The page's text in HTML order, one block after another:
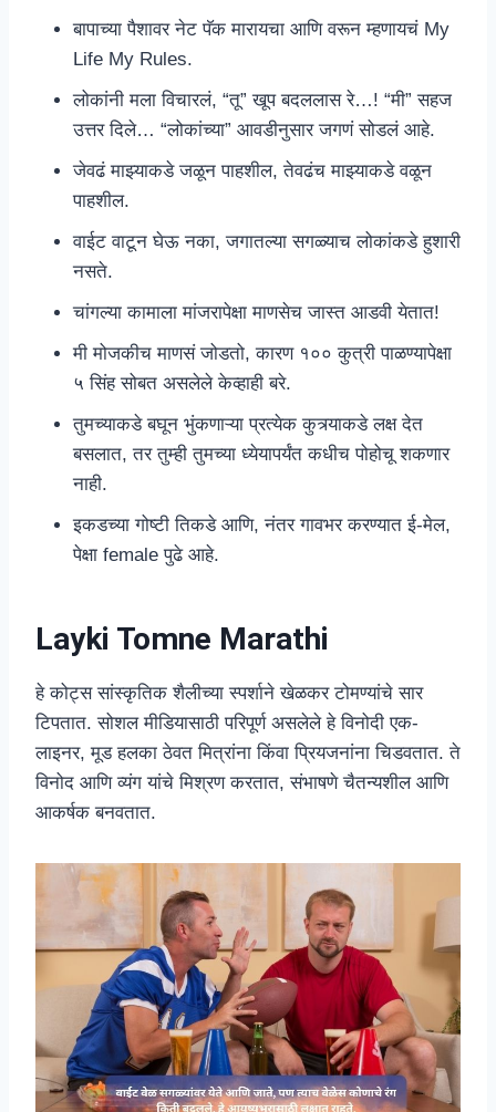
बापाच्या पैशावर नेट पॅक मारायचा आणि वरून म्हणायचं My
Life My Rules.
लोकांनी मला विचारलं, “तू” खूप बदललास रे…! “मी” सहज
उत्तर दिले… “लोकांच्या” आवडीनुसार जगणं सोडलं आहे.
जेवढं माझ्याकडे जळून पाहशील, तेवढंच माझ्याकडे वळून
पाहशील.
वाईट वाटून घेऊ नका, जगातल्या सगळ्याच लोकांकडे हुशारी
नसते.
चांगल्या कामाला मांजरापेक्षा माणसेच जास्त आडवी येतात!
मी मोजकीच माणसं जोडतो, कारण १०० कुत्री पाळण्यापेक्षा
५ सिंह सोबत असलेले केव्हाही बरे.
तुमच्याकडे बघून भुंकणाऱ्या प्रत्येक कुत्र्याकडे लक्ष देत
बसलात, तर तुम्ही तुमच्या ध्येयापर्यंत कधीच पोहोचू शकणार
नाही.
इकडच्या गोष्टी तिकडे आणि, नंतर गावभर करण्यात ई-मेल,
पेक्षा female पुढे आहे.
Layki Tomne Marathi
हे कोट्स सांस्कृतिक शैलीच्या स्पर्शाने खेळकर टोमण्यांचे सार
टिपतात. सोशल मीडियासाठी परिपूर्ण असलेले हे विनोदी एक-
लाइनर, मूड हलका ठेवत मित्रांना किंवा प्रियजनांना चिडवतात. ते
विनोद आणि व्यंग यांचे मिश्रण करतात, संभाषणे चैतन्यशील आणि
आकर्षक बनवतात.